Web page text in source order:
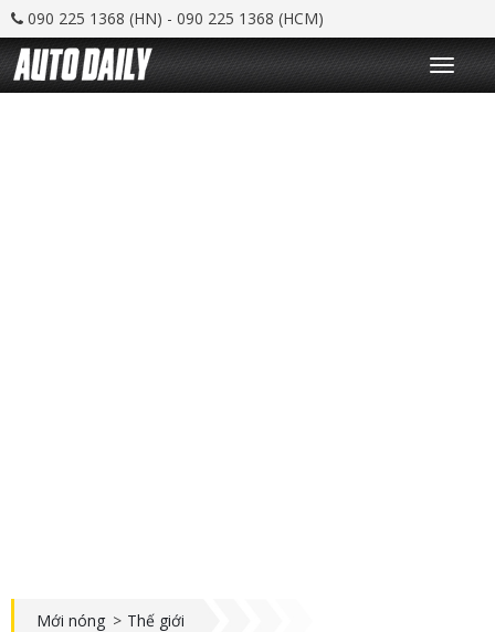
090 225 1368 (HN) - 090 225 1368 (HCM)
T
o
g
Mới nóng > Thế giới